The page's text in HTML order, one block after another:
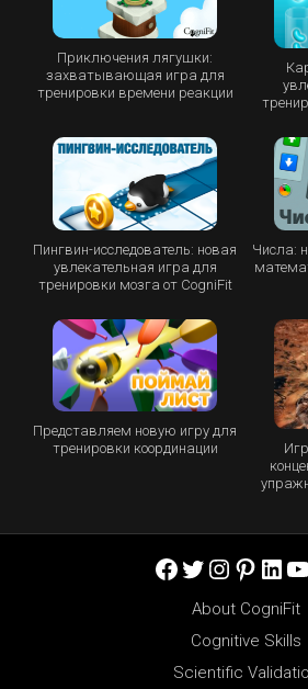
Приключения лягушки:
захватывающая игра для
тренировки времени реакции
Пингвин-исследователь: новая
увлекательная игра для
тренировки мозга от CogniFit
Числа:
Представляем новую игру для
тренировки координации
Facebook
Twitter
About CogniFit
Cognitive Skills
Scientific